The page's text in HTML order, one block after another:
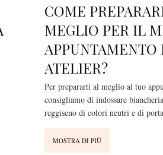
COME
MEGLIO PER IL
APPUNTAMENTO
ATELIER?
Per prepararti al meglio al tuo
consigliamo di indossare
reggiseno di colori neutri e di
MOSTRA DI PIÙ